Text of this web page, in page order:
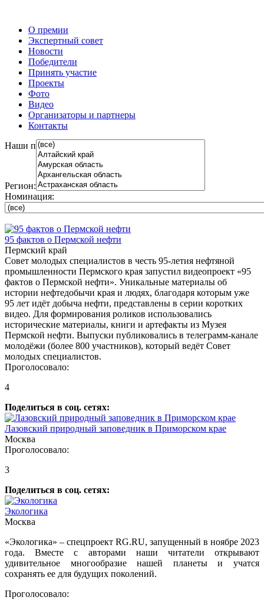
О премии
Экспертный совет
Новости
Победители
Принять участие
Проекты
Фото
Видео
Организаторы и партнеры
Контакты
Наши проекты
Регион:
Номинация:
95 фактов о Пермской нефти
Пермский край
Совет молодых специалистов в честь 95-летия нефтяной
промышленности Пермского края запустил видеопроект «95
фактов о Пермской нефти». Уникальные материалы об
истории нефтедобычи края и людях, благодаря которым уже
95 лет идёт добыча нефти, представлены в серии коротких
видео. Для формирования роликов использовались
исторические материалы, книги и артефакты из Музея
Пермской нефти. Выпуски публиковались в телеграмм-канале
молодёжи (более 800 участников), который ведёт Совет
молодых специалистов.
Проголосовало:
4
Поделиться в соц. сетях:
Лазовский природный заповедник в Приморском крае
Москва
Проголосовало:
3
Поделиться в соц. сетях:
Экологика
Москва
«Экологика» – спецпроект RG.RU, запущенный в ноябре 2023
года. Вместе с авторами наши читатели открывают
удивительное многообразие нашей планеты и учатся
сохранять ее для будущих поколений.
Проголосовало: